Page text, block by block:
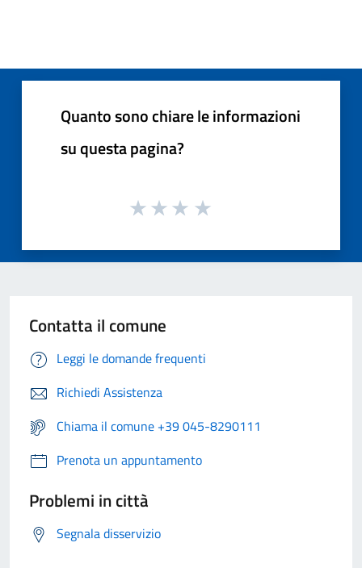
Quanto sono chiare le informazioni
su questa pagina?
Contatta il comune
Leggi le domande frequenti
Richiedi Assistenza
Chiama il comune +39 045-8290111
Prenota un appuntamento
Problemi in città
Segnala disservizio